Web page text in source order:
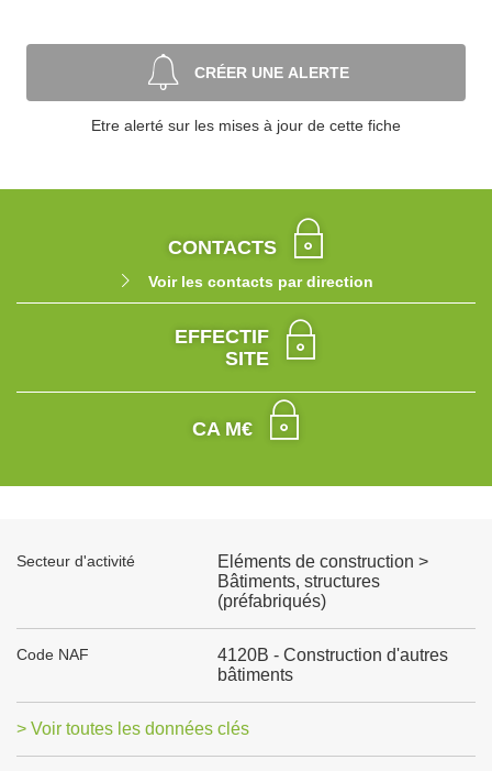
CRÉER UNE ALERTE
Etre alerté sur les mises à jour de cette fiche
CONTACTS
Voir les contacts par direction
EFFECTIF
SITE
CA M€
Secteur d'activité
Eléments de construction >
Bâtiments, structures
(préfabriqués)
Code NAF
4120B - Construction d'autres
bâtiments
> Voir toutes les données clés